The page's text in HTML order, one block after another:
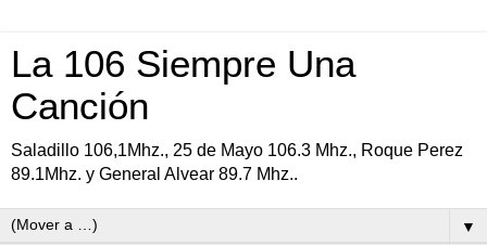
La 106 Siempre Una
Canción
Saladillo 106,1Mhz., 25 de Mayo 106.3 Mhz., Roque Perez
89.1Mhz. y General Alvear 89.7 Mhz..
▼